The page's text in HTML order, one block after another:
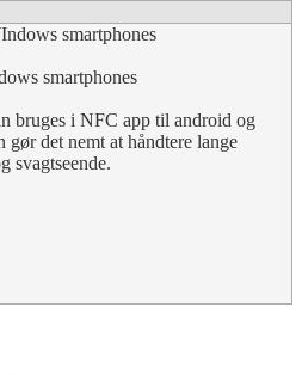
smartphones
bruges i NFC app til android og
det nemt at håndtere lange
svagtseende.